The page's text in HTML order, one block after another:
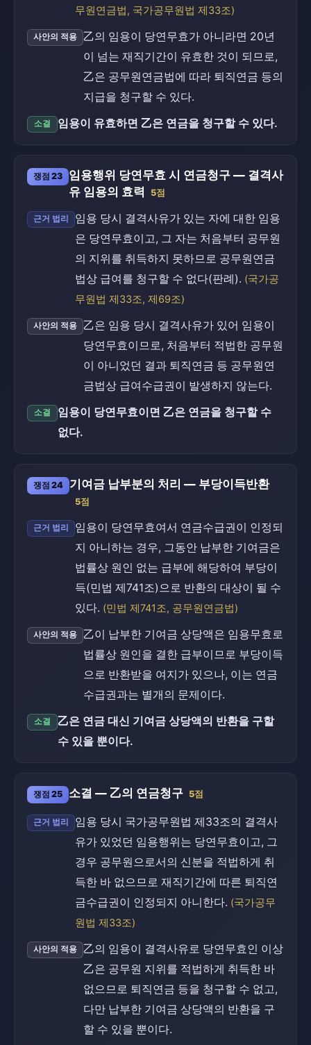
무원연금법, 국가공무원법 제33조)
사안의 적용
乙의 임용이 당연무효가 아니라면 20년
이 넘는 재직기간이 유효한 것이 되므로,
乙은 공무원연금법에 따라 퇴직연금 등의
지급을 청구할 수 있다.
소결 임용이 유효하면 乙은 연금을 청구할 수 있다.
쟁점 23
임용행위 당연무효 시 연금청구 — 결격사
유 임용의 효력
5점
근거 법리
임용 당시 결격사유가 있는 자에 대한 임용
은 당연무효이고, 그 자는 처음부터 공무원
의 지위를 취득하지 못하므로 공무원연금
법상 급여를 청구할 수 없다(판례). (국가공
무원법 제33조, 제69조)
사안의 적용
乙은 임용 당시 결격사유가 있어 임용이
당연무효이므로, 처음부터 적법한 공무원
이 아니었던 결과 퇴직연금 등 공무원연
금법상 급여수급권이 발생하지 않는다.
소결
임용이 당연무효이면 乙은 연금을 청구할 수
없다.
쟁점 24 기여금 납부분의 처리 — 부당이득반환
5점
근거 법리
임용이 당연무효여서 연금수급권이 인정되
지 아니하는 경우, 그동안 납부한 기여금은
법률상 원인 없는 급부에 해당하여 부당이
득(민법 제741조)으로 반환의 대상이 될 수
있다. (민법 제741조, 공무원연금법)
사안의 적용
乙이 납부한 기여금 상당액은 임용무효로
법률상 원인을 결한 급부이므로 부당이득
으로 반환받을 여지가 있으나, 이는 연금
수급권과는 별개의 문제이다.
소결
乙은 연금 대신 기여금 상당액의 반환을 구할
수 있을 뿐이다.
쟁점 25 소결 — 乙의 연금청구 5점
근거 법리
임용 당시 국가공무원법 제33조의 결격사
유가 있었던 임용행위는 당연무효이고, 그
경우 공무원으로서의 신분을 적법하게 취
득한 바 없으므로 재직기간에 따른 퇴직연
금수급권이 인정되지 아니한다. (국가공무
원법 제33조)
사안의 적용
乙의 임용이 결격사유로 당연무효인 이상
乙은 공무원 지위를 적법하게 취득한 바
없으므로 퇴직연금 등을 청구할 수 없고,
다만 납부한 기여금 상당액의 반환을 구
할 수 있을 뿐이다.